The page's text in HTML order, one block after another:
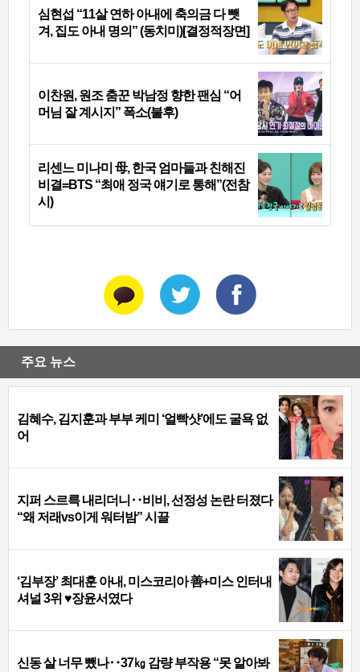
심현섭 “11살 연하 아내에 축의금 다 뺏
겨, 집도 아내 명의” (동치미)[결정적장면]
이찬원, 원조 춤꾼 박남정 향한 팬심 “어
머님 잘 계시지” 폭소(불후)
리센느 미나미 母, 한국 엄마들과 친해진
비결=BTS “최애 정국 얘기로 통해”(전참
시)
주요 뉴스
김혜수, 김지훈과 부부 케미 ‘얼빡샷’에도 굴욕 없
어
지퍼 스르륵 내리더니‥비비, 선정성 논란 터졌다
“왜 저래vs이게 워터밤” 시끌
‘김부장’ 최대훈 아내, 미스코리아 善+미스 인터내
셔널 3위 ♥장윤서였다
신동 살 너무 뺐나‥37㎏ 감량 부작용 “못 알아봐